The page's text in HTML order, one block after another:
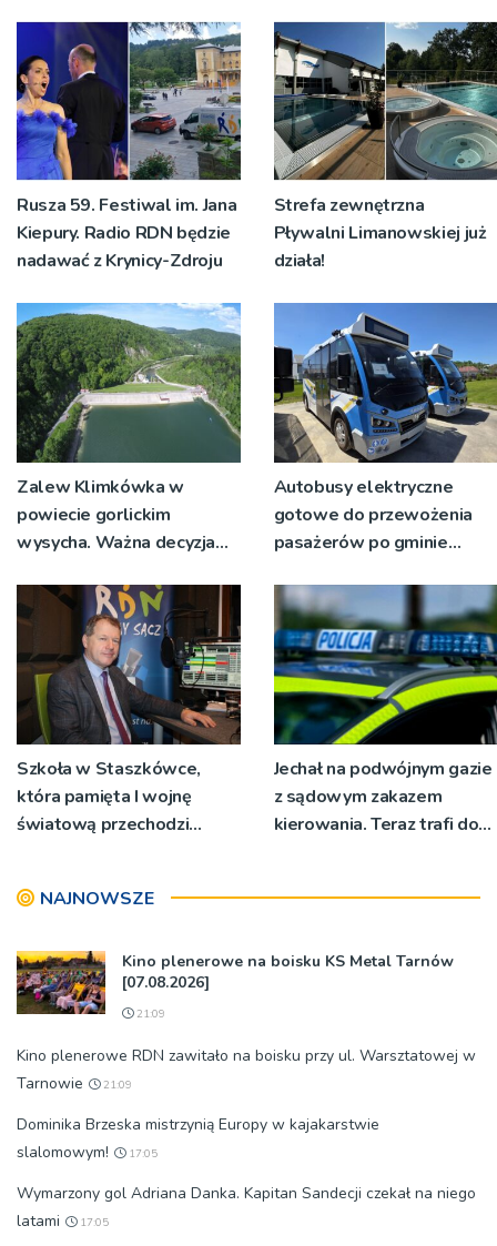
Rusza 59. Festiwal im. Jana
Kiepury. Radio RDN będzie
nadawać z Krynicy-Zdroju
Strefa zewnętrzna
Pływalni Limanowskiej już
działa!
Zalew Klimkówka w
powiecie gorlickim
wysycha. Ważna decyzja
Autobusy elektryczne
gotowe do przewożenia
pasażerów po gminie
Szkoła w Staszkówce,
która pamięta I wojnę
światową przechodzi
Jechał na podwójnym gazie
z sądowym zakazem
kierowania. Teraz trafi do
NAJNOWSZE
Kino plenerowe na boisku KS Metal Tarnów
[07.08.2026]
21:09
Kino plenerowe RDN zawitało na boisku przy ul. Warsztatowej w
Tarnowie
21:09
Dominika Brzeska mistrzynią Europy w kajakarstwie
slalomowym!
17:05
Wymarzony gol Adriana Danka. Kapitan Sandecji czekał na niego
latami
17:05